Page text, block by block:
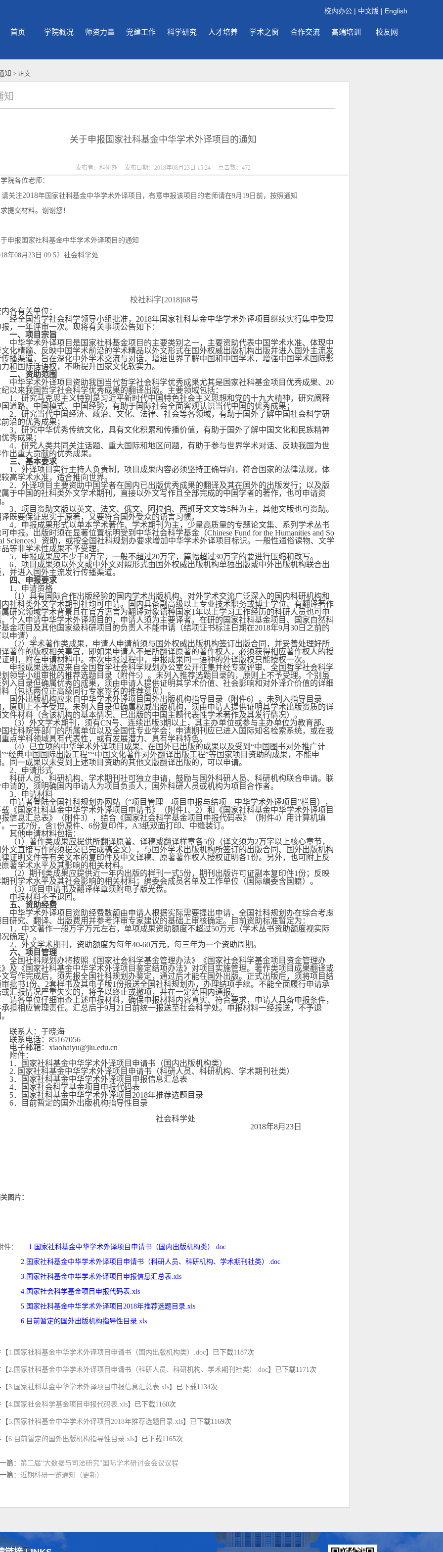
校内办公 | 中文版 | English
首页 学院概况 师资力量 党建工作 科学研究 人才培养 学术之窗 合作交流 高端培训 校友网
知 > 正文
知
关于申报国家社科基金中华学术外译项目的通知
发布者：科研办 发布日期：2018年08月23日 15:24 点击数： 472
院各位老师：
关注2018年国家社科基金中华学术外译项目，有意申报该项目的老师请在9月19日前，按照通知
提交材料。谢谢您！
申报国家社科基金中华学术外译项目的通知
年08月23日 09:52 社会科学处
校社科字[2018]68号
各有关单位：
经全国哲学社会科学领导小组批准， 2018年国家社科基金中华学术外译项目继续实行集中受理
，一年评审一次。现将有关事项公告如下：
一、项目宗旨
中华学术外译项目是国家社科基金项目的主要类别之一，主要资助代表中国学术水准、体现中
化精髓、反映中国学术前沿的学术精品以外文形式在国外权威出版机构出版并进入国外主流发
播渠道，旨在深化中外学术交流与对话，增进世界了解中国和中国学术，增强中国学术国际影
和国际话语权，不断提升国家文化软实力。
二、资助范围
中华学术外译项目资助我国当代哲学社会科学优秀成果尤其是国家社科基金项目优秀成果、 20
以来我国哲学社会科学优秀成果的翻译出版。主要领域包括：
1 ．研究马克思主义特别是习近平新时代中国特色社会主义思想和党的十九大精神，研究阐释
道路、中国模式、中国经验，有助于国际社会全面客观认识当代中国的优秀成果；
2．研究当代中国经济、政治、文化、法律、社会等各领域，有助于国外了解中国社会科学研
沿的优秀成果；
3．研究中华优秀传统文化，具有文化积累和传播价值，有助于国外了解中国文化和民族精神
秀成果；
4．研究人类共同关注话题、重大国际和地区问题，有助于参与世界学术对话、反映我国为世
出重大贡献的优秀成果。
三、基本要求
1 ．外译项目实行主持人负责制，项目成果内容必须坚持正确导向，符合国家的法律法规，体
高学术水准，适合推向世界。
2．外译项目主要资助中国学者在国内已出版优秀成果的翻译及其在国外的出版发行；以及版
于中国的社科类外文学术期刊，直接以外文写作且全部完成的中国学者的著作，也可申请资
3．项目资助文版以英文、法文、俄文、阿拉伯、西班牙文文等5种为主，其他文版也可资助。
既要保证忠实于原著，又要符合国外受众的语言习惯。
4．申报成果形式以单本学术著作、学术期刊为主，少量高质量的专题论文集、系列学术丛书
申报。出版时须在显著位置标明受到中华社会科学基金（Chinese Fund for the Humanities and So
Sciences）资助，或按全国社科规划办要求增加中华学术外译项目标识。一般性通俗读物、文学
等非学术性成果不予受理。
5．申报成果应不少于8万字，一般不超过20万字，篇幅超过30万字的要进行压缩和改写。
6．项目成果须以外文或中外文对照形式由国外权威出版机构单独出版或中外出版机构联合出
并进入国外主流发行传播渠道。
四、申报要求
1 ．申请资格
（1 ）具有国际合作出版经验的国内学术出版机构、对外学术交流广泛深入的国内科研机构和
社科类外文学术期刊社均可申请。国内具备副高级以上专业技术职务或博士学位、有翻译著作
研究领域学术背景且在官方语言为翻译对象语种国家1年以上学习工作经历的科研人员也可申
个人申请中华学术外译项目的，申请人须为主要译者。在研的国家社科基金项目、国家自然科
金项目及其他国家级科研项目的负责人不能申请（结项证书标注日期在2018年9月 30日之前的
申请）。
（2）学术著作类成果，申请人申请前须与国外权威出版机构签订出版合同，并妥善处理好所
著作的版权相关事宜，即如果申请人不是所翻译原著的著作权人，必须获得相应著作权人的授
明，附在申请材料中。本次申报过程中，申报成果同一语种的外译版权只能授权一次。
申报成果选题应来自全国哲学社会科学规划办公室公开征集并经专家评审、全国哲学社会科学
领导小组审批的推荐选题目录（附件5）。未列入推荐选题目录的，原则上不予受理。个别虽
入目录但确属优秀的成果，须由申请人提供证明其学术价值、社会影响和对外译介价值的详细
（包括两位正高级同行专家签名的推荐意见）。
国外出版机构应来自中华学术外译项目国外出版机构指导目录（附件6）。未列入指导目录
原则上不予受理。未列入目录但确属权威出版机构，须由申请人提供证明其学术出版资质的详
件材料（含该机构的基本情况、已出版的中国主题代表性学术著作及其发行情况）。
（3）外文学术期刊，须有CN号、连续出版3期以上，其主办单位或参与主办单位为教育部、
社科院等部门的所属单位以及全国性专业学会；申请期刊应已进入国际知名检索系统，或在我
点学科领域具有代表性，或有发展潜力、具有学科特色。
（4）已立项的中华学术外译项目成果、在国外已出版的成果以及受到“中国图书对外推广计
经典中国国际出版工程”“中国文化著作对外翻译出版工程”等国家项目资助的成果，不能申
同一成果以未受到上述项目资助的其他文版翻译出版的，可以申请。
2．申请形式
科研人员、科研机构、学术期刊社可独立申请，鼓励与国外科研人员、科研机构联合申请。联
请的，须明确国内申请人为项目负责人，国外科研人员或机构为项目合作者。
3．申请材料
申请者登陆全国社科规划办网站（“项目管理—项目申报与结项—中华学术外译项目”栏目），
《国家社科基金中华学术外译项目申请书》（附件1 、 2）和《国家社科基金中华学术外译项目
信息汇总表》（附件3），结合《国家社会科学基金项目申报代码表》（附件4）用计算机填
一式7份，含1份原件、 6份复印件， A3纸双面打印、中缝装订。
其他申请材料包括：
（1 ）著作类成果应提供所翻译原著、译稿或翻译样章各5份（译文须为2万字以上核心章节，
文直接写作的须提交已完成稿全文），与国外学术出版机构所签订的出版合同、国外出版机构
证明文件等有关文本的复印件及中文译稿、原著著作权人授权证明各1份。另外，也可附上反
著学术水平及其影响的相关材料。
（2）期刊类成果应提供近一年内出版的样刊一式5份，期刊出版许可证副本复印件1份；反映
刊学术水平及其社会影响的相关材料；编委会成员名单及工作单位（国际编委含国籍）。
（3）项目申请书及翻译样章须附电子版光盘。
申报材料不予退回。
五、资助经费
中华学术外译项目资助经费数额由申请人根据实际需要提出申请，全国社科规划办在综合考虑
研究、翻译、出版费用并参考评审专家建议的基础上审核确定。目前资助标准暂定为：
1 ．中文著作一般万字万元左右，单项成果资助额度不超过50万元（学术丛书资助额度视实际
确定）。
2．外文学术期刊，资助额度为每年40-60万元，每三年为一个资助周期。
六、项目管理
全国社科规划办将按照《国家社会科学基金管理办法》《国家社会科学基金项目资金管理办
及《国家社科基金中华学术外译项目鉴定结项办法》对项目实施管理。著作类项目成果翻译或
写作完成后，须先报全国社科规划办鉴定，通过后才能在国外出版。正式出版后，须将项目结
批书1份、 2套样书及其电子版1份报送全国社科规划办，办理结项手续。不能全面履行申请承
汇报情况严重失实的，将予以终止或撤项，并在一定范围内通报。
请各单位仔细审查上述申报材料，确保申报材料内容真实、符合要求，申请人具备申报条件，
担相应管理责任。汇总后于9月 21 日前统一报送至社会科学处。申报材料一经报送，不予退
联系人：于晓海
联系电话： 85167056
电子邮箱： xiaohaiyu@jlu.edu.cn
附件：
1 ．国家社科基金中华学术外译项目申请书（国内出版机构类）
2. 国家社科基金中华学术外译项目申请书（科研人员、科研机构、学术期刊社类）
3．国家社科基金中华学术外译项目申报信息汇总表
4．国家社会科学基金项目申报代码表
5．国家社科基金中华学术外译项目 2018年推荐选题目录
6．目前暂定的国外出版机构指导性目录
社会科学处
2018年8月 23 日
图片：
件：
1.国家社科基金中华学术外译项目申请书（国内出版机构类）.doc
2.国家社科基金中华学术外译项目申请书（科研人员、科研机构、学术期刊社类）.doc
3.国家社科基金中华学术外译项目申报信息汇总表.xls
4.国家社会科学基金项目申报代码表.xls
5.国家社科基金中华学术外译项目2018年推荐选题目录.xls
6.目前暂定的国外出版机构指导性目录.xls
1.国家社科基金中华学术外译项目申请书（国内出版机构类）.doc】已下载1187次
2.国家社科基金中华学术外译项目申请书（科研人员、科研机构、学术期刊社类）.doc】已下载1171次
3.国家社科基金中华学术外译项目申报信息汇总表.xls】已下载1134次
4.国家社会科学基金项目申报代码表.xls】已下载1160次
5.国家社科基金中华学术外译项目2018年推荐选题目录.xls】已下载1169次
6.目前暂定的国外出版机构指导性目录.xls】已下载1165次
篇： 第二届“大数据与司法研究”国际学术研讨会会议议程
篇： 近期科研一览通知（更新）